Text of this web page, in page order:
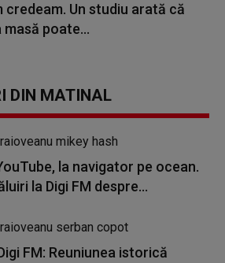
credeam. Un studiu arată că
poate...
DIN MATINAL
la navigator pe ocean.
la Digi FM despre...
FM: Reuniunea istorică